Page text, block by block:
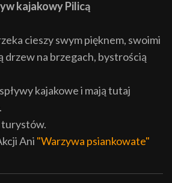
kajakowy Pilicą
cieszy swym pięknem, swoimi
drzew na brzegach, bystrością
kajakowe i mają tutaj
turystów.
Ani "Warzywa psiankowate"